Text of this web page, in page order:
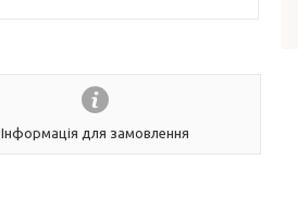
Інформація для замовлення